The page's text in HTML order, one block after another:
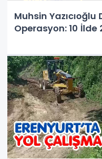
Muhsin
Operasyon: 10 İlde